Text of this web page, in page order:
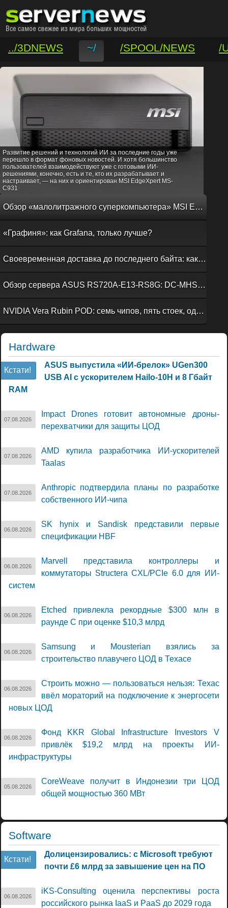
../3DNEWS ~/ /SPOOL/NEWS
/
/VAR/CONTACT
Развитие решений и технологий ИИ за последние годы уже
перешло в формат фоновых новостей. И хотя большинство
пользователей взаимодействуют уже с готовыми ИИ-
решениями, конечно, есть и те, кто их разрабатывает и
настраивает, — на них и ориентирован MSI EdgeXpert MS-
C931
Обзор «малолитражного суперкомпьютера» MSI EdgeXpert MS-C931
«Графиня»: как Grafana, только лучше?
Своевременная доставка до последнего байта: как российская сеть Curator CDN совмещает скорость, безопасность и гибкость управления
Обзор сервера ASUS RS720A-E13-RS8G: DC-MHS во всей красе
NVIDIA Vera Rubin POD: семь чипов, пять стоек, один ИИ-суперкомпьютер
Hardware
Кстати!
ASUS выпустила «ИИ-брелок» UGen300
USB AI с ускорителем Hailo-10H и 8 Гбайт
RAM
07.08.2026
Impact Drones готовит автономные дроны-
перехватчики для защиты ЦОД
07.08.2026
AMD купила разработчика ИИ-ускорителей
Taalas
07.08.2026
Anthropic подтвердила планы по разработке
собственного ИИ-чипа
06.08.2026
SK hynix и Sandisk представили первые
спецификации HBF
06.08.2026
Marvell представила контроллеры и
коммутаторы Structera CXL/PCIe 6.0 для ИИ-
систем
06.08.2026
Etched привлекла рекордные $300 млн в
раунде C при оценке $10,3 млрд
06.08.2026
Samsung и Mousterian взялись за
строительство плавучего ЦОД в Техасе
06.08.2026
Строить можно — пользоваться нельзя: Техас
ввёл мораторий на подключение к энергосети
новых ЦОД
06.08.2026
Фонд KKR Global Infrastructure Investors V
привлёк $19,2 млрд на проекты ИИ-
инфраструктуры
05.08.2026
CoreWeave получит в Индонезии три ЦОД
общей мощностью 360 МВт
Software
Кстати!
Долицензировались: с Microsoft требуют
почти £6 млрд за завышение цен на ПО
06.08.2026
iKS-Consulting оценила перспективы роста
российского рынка IaaS и PaaS до 2029 года